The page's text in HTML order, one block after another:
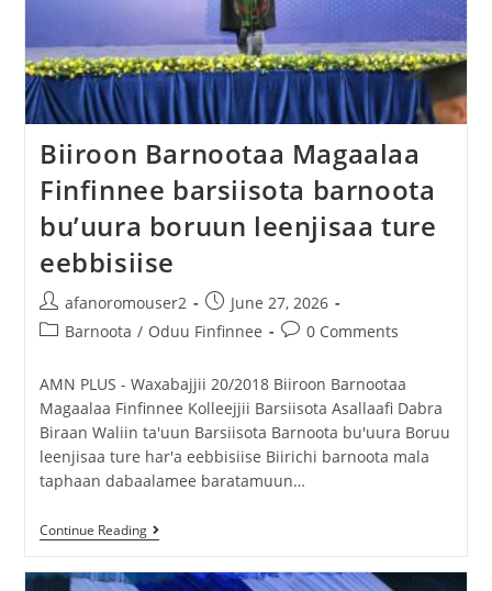
Biiroon Barnootaa Magaalaa
Finfinnee barsiisota barnoota
bu’uura boruun leenjisaa ture
eebbisiise
afanoromouser2
June 27, 2026
Barnoota / Oduu Finfinnee 0 Comments
AMN PLUS - Waxabajjii 20/2018 Biiroon Barnootaa
Magaalaa Finfinnee Kolleejjii Barsiisota Asallaafi Dabra
Biraan Waliin ta'uun Barsiisota Barnoota bu'uura Boruu
leenjisaa ture har'a eebbisiise Biirichi barnoota mala
taphaan dabaalamee baratamuun…
Continue Reading